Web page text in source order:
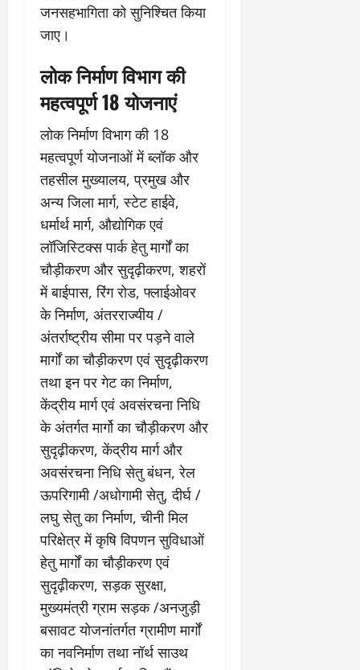
जनसहभागिता को सुनिश्चित किया
जाए।
लोक निर्माण विभाग की
महत्वपूर्ण 18 योजनाएं
लोक निर्माण विभाग की 18
महत्वपूर्ण योजनाओं में ब्लॉक और
तहसील मुख्यालय, प्रमुख और
अन्य जिला मार्ग, स्टेट हाईवे,
धर्मार्थ मार्ग, औद्योगिक एवं
लॉजिस्टिक्स पार्क हेतु मार्गों का
चौड़ीकरण और सुदृढ़ीकरण, शहरों
में बाईपास, रिंग रोड, फ्लाईओवर
के निर्माण, अंतरराज्यीय /
अंतर्राष्ट्रीय सीमा पर पड़ने वाले
मार्गों का चौड़ीकरण एवं सुदृढ़ीकरण
तथा इन पर गेट का निर्माण,
केंद्रीय मार्ग एवं अवसंरचना निधि
के अंतर्गत मार्गो का चौड़ीकरण और
सुदृढ़ीकरण, केंद्रीय मार्ग और
अवसंरचना निधि सेतु बंधन, रेल
ऊपरिगामी /अधोगामी सेतु, दीर्घ /
लघु सेतु का निर्माण, चीनी मिल
परिक्षेत्र में कृषि विपणन सुविधाओं
हेतु मार्गों का चौड़ीकरण एवं
सुदृढ़ीकरण, सड़क सुरक्षा,
मुख्यमंत्री ग्राम सड़क /अनजुड़ी
बसावट योजनांतर्गत ग्रामीण मार्गों
का नवनिर्माण तथा नॉर्थ साउथ